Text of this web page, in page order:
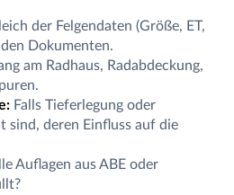
der Felgendaten (Größe, ET,
Dokumenten.
am Radhaus, Radabdeckung,
Falls Tieferlegung oder
sind, deren Einfluss auf die
Auflagen aus ABE oder